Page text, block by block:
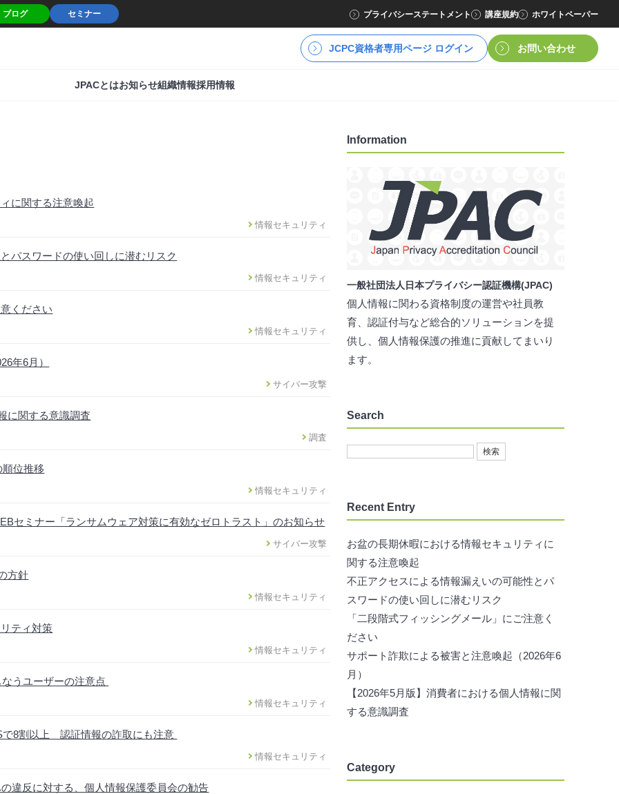
ブログ セミナー プライバシーステートメント 講座規約 ホワイトペーパー
JCPC資格者専用ページ ログイン お問い合わせ
JPACとはお知らせ組織情報採用情報
に関する注意喚起
情報セキュリティ
パスワードの使い回しに潜むリスク
情報セキュリティ
ください
情報セキュリティ
年6月）
サイバー攻撃
に関する意識調査
調査
位推移
情報セキュリティ
セミナー「ランサムウェア対策に有効なゼロトラスト」のお知らせ
サイバー攻撃
方針
情報セキュリティ
ティ対策
情報セキュリティ
うユーザーの注意点
情報セキュリティ
8割以上 認証情報の詐取にも注意
情報セキュリティ
違反に対する、個人情報保護委員会の勧告
Information
一般社団法人日本プライバシー認証機構(JPAC)
個人情報に関わる資格制度の運営や社員教
育、認証付与など総合的ソリューションを提
供し、個人情報保護の推進に貢献してまいり
ます。
Search
Recent Entry
お盆の長期休暇における情報セキュリティに
関する注意喚起
不正アクセスによる情報漏えいの可能性とパ
スワードの使い回しに潜むリスク
「二段階式フィッシングメール」にご注意く
ださい
サポート詐欺による被害と注意喚起（2026年6
月）
【2026年5月版】消費者における個人情報に関
する意識調査
Category